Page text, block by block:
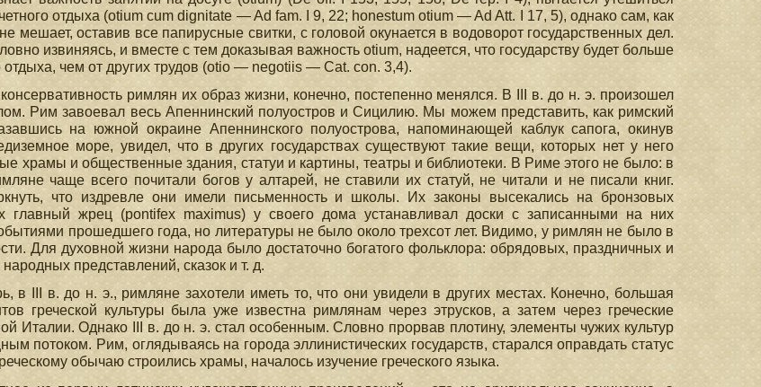
отдыха (otium cum dignitate — Ad fam. I 9, 22; honestum otium — Ad Att. I 17, 5), однако сам, как
мешает, оставив все папирусные свитки, с головой окунается в водоворот государственных дел.
извиняясь, и вместе с тем доказывая важность otium, надеется, что государству будет больше
отдыха, чем от других трудов (otio — negotiis — Cat. con. 3,4).
римлян их образ жизни, конечно, постепенно менялся. В III в. до н. э. произошел
Рим завоевал весь Апеннинский полуостров и Сицилию. Мы можем представить, как римский
на южной окраине Апеннинского полуострова, напоминающей каблук сапога, окинув
море, увидел, что в других государствах существуют такие вещи, которых нет у него
храмы и общественные здания, статуи и картины, театры и библиотеки. В Риме этого не было: в
чаще всего почитали богов у алтарей, не ставили их статуй, не читали и не писали книг.
что издревле они имели письменность и школы. Их законы высекались на бронзовых
главный жрец (pontifex maximus) у своего дома устанавливал доски с записанными на них
прошедшего года, но литературы не было около трехсот лет. Видимо, у римлян не было в
Для духовной жизни народа было достаточно богатого фольклора: обрядовых, праздничных и
народных представлений, сказок и т. д.
в III в. до н. э., римляне захотели иметь то, что они увидели в других местах. Конечно, большая
греческой культуры была уже известна римлянам через этрусков, а затем через греческие
Италии. Однако III в. до н. э. стал особенным. Словно прорвав плотину, элементы чужих культур
потоком. Рим, оглядываясь на города эллинистических государств, старался оправдать статус
обычаю строились храмы, началось изучение греческого языка.